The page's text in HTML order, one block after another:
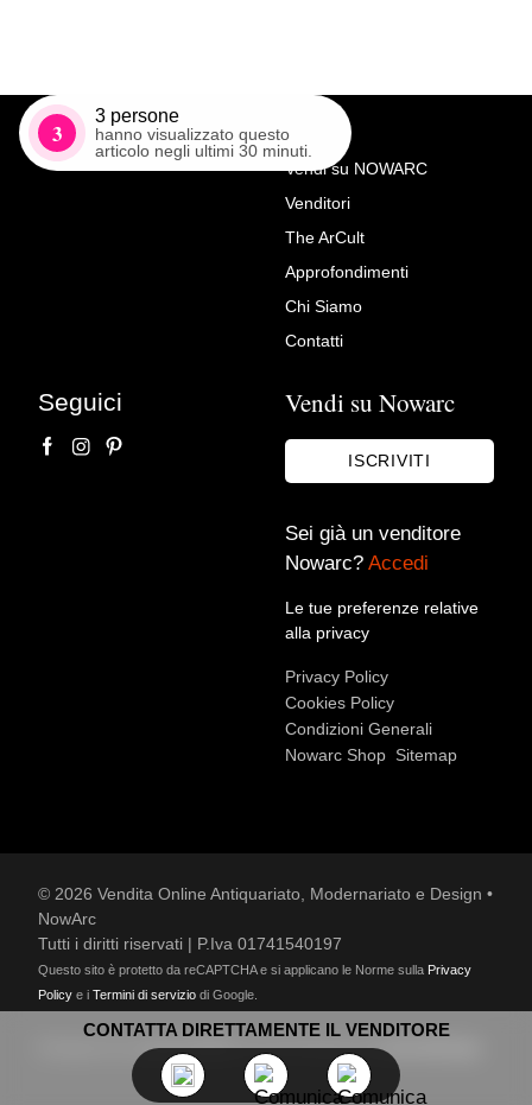
CONTATTA DIRETTAMENTE IL VENDITORE
3
3 persone
hanno visualizzato questo
articolo negli ultimi 30 minuti.
Richiedi Maggiori Info su
Letto antico epoca Impero in
noce massello secolo XIX
Accetto le condizioni sullaprivacy policy*.
Voglio rimanere aggiornato sulle ultime novità.
Vendi su NOWARC
Venditori
The ArCult
Approfondimenti
Chi Siamo
Contatti
Seguici Vendi su Nowarc
ISCRIVITI
Sei già un venditore
Nowarc? Accedi
Le tue preferenze relative
alla privacy
Privacy Policy
Cookies Policy
Condizioni Generali
Nowarc Shop Sitemap
© 2026 Vendita Online Antiquariato, Modernariato e Design •
NowArc
Tutti i diritti riservati | P.Iva 01741540197
Questo sito è protetto da reCAPTCHA e si applicano le Norme sulla Privacy
Policy e i Termini di servizio di Google.
Lucia Cariani and developed byKodooldesign